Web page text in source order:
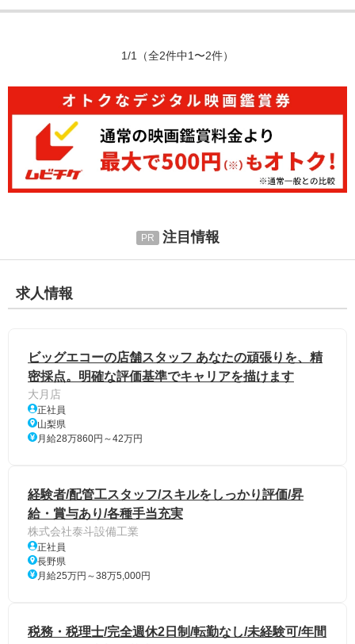
1/1 （全2件中1〜2件）
注目情報
求人情報
ビッグエコーの店舗スタッフ あなたの頑張りを、精
密採点。明確な評価基準でキャリアを描けます
大月店
正社員
山梨県
月給28万860円～42万円
経験者/配管工スタッフ/スキルをしっかり評価/昇
給・賞与あり/各種手当充実
株式会社泰斗設備工業
正社員
長野県
月給25万円～38万5,000円
税務・税理士/完全週休2日制/転勤なし/未経験可/年間